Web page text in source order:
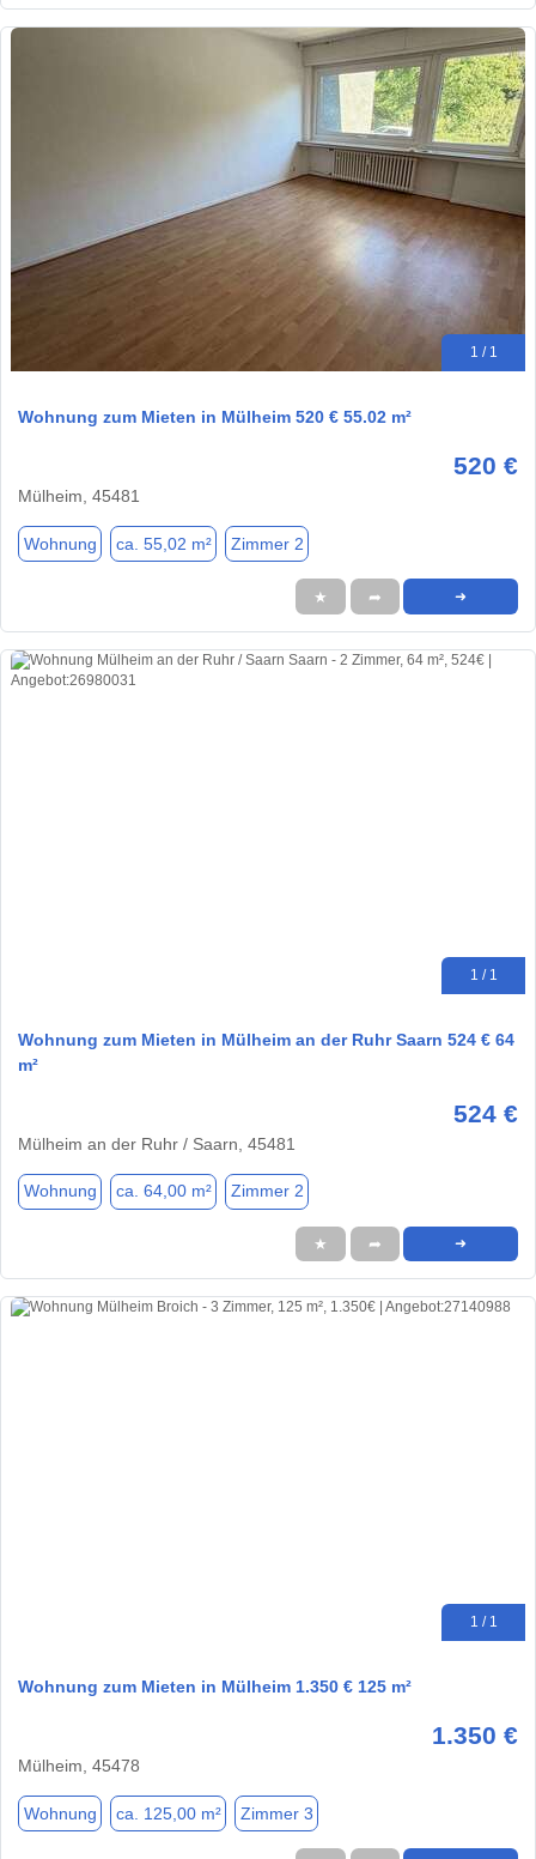
1 / 1
Wohnung zum Mieten in Mülheim 520 € 55.02 m²
520 €
Mülheim, 45481
Wohnung ca. 55,02 m² Zimmer 2
★ ➦ ➜
1 / 1
Wohnung zum Mieten in Mülheim an der Ruhr Saarn 524 € 64
m²
524 €
Mülheim an der Ruhr / Saarn, 45481
Wohnung ca. 64,00 m² Zimmer 2
★ ➦ ➜
1 / 1
Wohnung zum Mieten in Mülheim 1.350 € 125 m²
1.350 €
Mülheim, 45478
Wohnung ca. 125,00 m² Zimmer 3